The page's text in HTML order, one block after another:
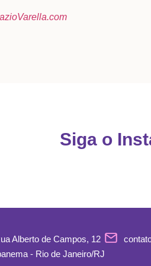
Siga o
Alberto de Campos, 12
- Rio de Janeiro/RJ